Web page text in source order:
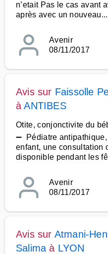
n’etait Pas le cas avant
après avec un nouveau...
Avenir
08/11/2017
Avis sur Faissolle
àANTIBES
Otite, conjonctivite du
➖ Pédiatre
enfant, une consultation
disponible pendant les
Avenir
08/11/2017
Avis sur Atmani-
Salima à LYON